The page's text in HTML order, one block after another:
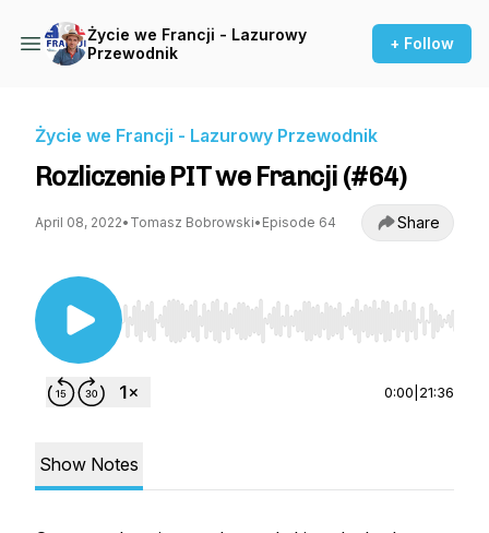
Życie we Francji - Lazurowy
Przewodnik
+ Follow
Życie we Francji - Lazurowy Przewodnik
Rozliczenie PIT we Francji (#64)
April 08, 2022• Tomasz Bobrowski• Episode 64 Share
Use Left/Right to seek, Home/End to jump to
0:00 21:36
Show Notes